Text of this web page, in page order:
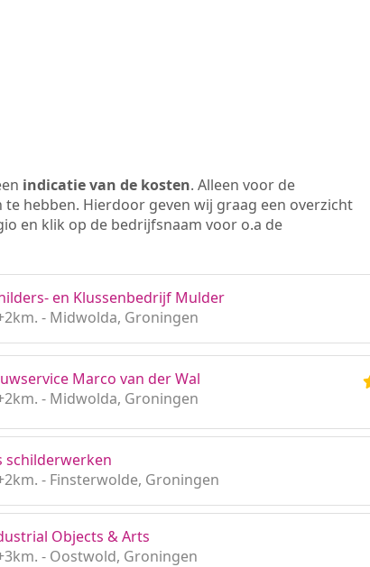
indicatie van de kosten. Alleen voor de
hebben. Hierdoor geven wij graag een overzicht
en klik op de bedrijfsnaam voor o.a de
en Klussenbedrijf Mulder
- Midwolda, Groningen
Marco van der Wal
- Midwolda, Groningen
schilderwerken
- Finsterwolde, Groningen
Objects & Arts
- Oostwold, Groningen